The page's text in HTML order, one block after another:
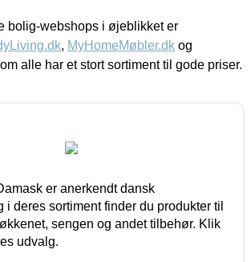
bolig-webshops i øjeblikket er
, MyHomeMøbler.dk og
alle har et stort sortiment til gode priser.
er anerkendt dansk
i deres sortiment finder du produkter til
sengen og andet tilbehør. Klik
udvalg.